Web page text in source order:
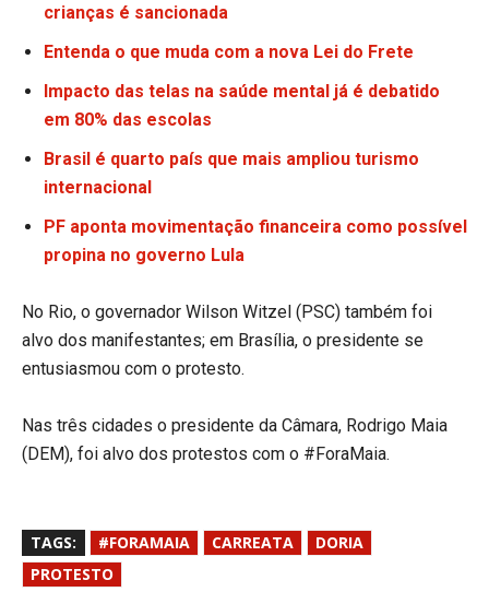
crianças é sancionada
Entenda o que muda com a nova Lei do Frete
Impacto das telas na saúde mental já é debatido
em 80% das escolas
Brasil é quarto país que mais ampliou turismo
internacional
PF aponta movimentação financeira como possível
propina no governo Lula
No Rio, o governador Wilson Witzel (PSC) também foi
alvo dos manifestantes; em Brasília, o presidente se
entusiasmou com o protesto.
Nas três cidades o presidente da Câmara, Rodrigo Maia
(DEM), foi alvo dos protestos com o #ForaMaia.
TAGS: #FORAMAIA CARREATA
DORIA
PROTESTO